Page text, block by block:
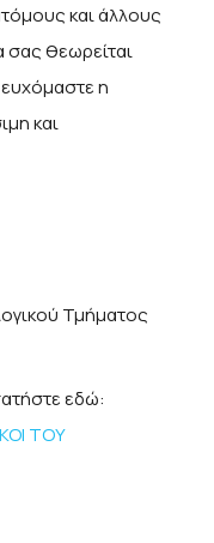
και άλλους
σας θεωρείται
ευχόμαστε η
και
Τμήματος
εδώ:
ΤΟΥ